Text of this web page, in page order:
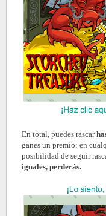
En total, puedes rascar
ganes un premio; en
posibilidad de seguir
iguales, perderás.